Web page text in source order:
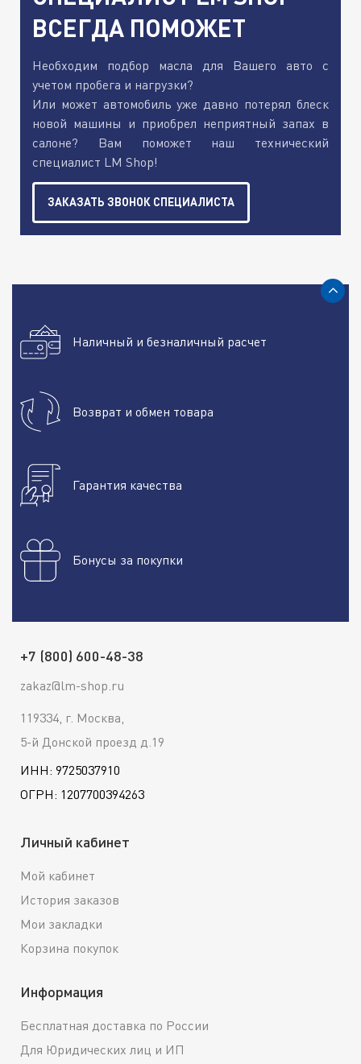
ВСЕГДА ПОМОЖЕТ
Необходим подбор масла для Вашего авто с
учетом пробега и нагрузки?
Или может автомобиль уже давно потерял блеск
новой машины и приобрел неприятный запах в
салоне? Вам поможет наш технический
специалист LM Shop!
ЗАКАЗАТЬ ЗВОНОК СПЕЦИАЛИСТА
Наличный и безналичный расчет
Возврат и обмен товара
Гарантия качества
Бонусы за покупки
+7 (800) 600-48-38
zakaz@lm-shop.ru
119334, г. Москва,
5-й Донской проезд д.19
ИНН: 9725037910
ОГРН: 1207700394263
Личный кабинет
Мой кабинет
История заказов
Мои закладки
Корзина покупок
Информация
Бесплатная доставка по России
Для Юридических лиц и ИП